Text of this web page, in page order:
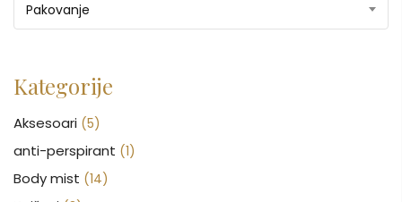
Pakovanje
Kategorije
Aksesoari (5)
anti-perspirant (1)
Body mist (14)